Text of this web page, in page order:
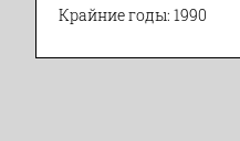
Крайние годы: 1990